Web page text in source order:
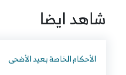
شاهد ايضا
الأحكام الخاصة بعيد الأضحى